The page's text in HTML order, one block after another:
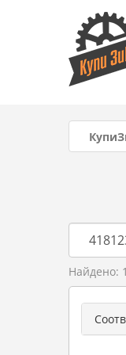
Найдено: 1